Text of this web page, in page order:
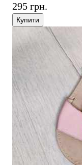
295 грн.
Купити